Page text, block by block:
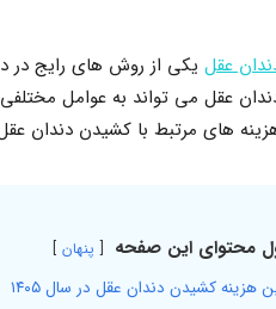
عقل یکی از روش های رایج در
عقل می تواند به عوامل مختلفی
با کشیدن دندان عقل در سال ۱۴۰۵ ، عوامل تأثیرگذار بر این هزینه، و نکاتی برای
محتوای این صفحه پنهان
هزینه کشیدن دندان عقل در سال ۱۴۰۵